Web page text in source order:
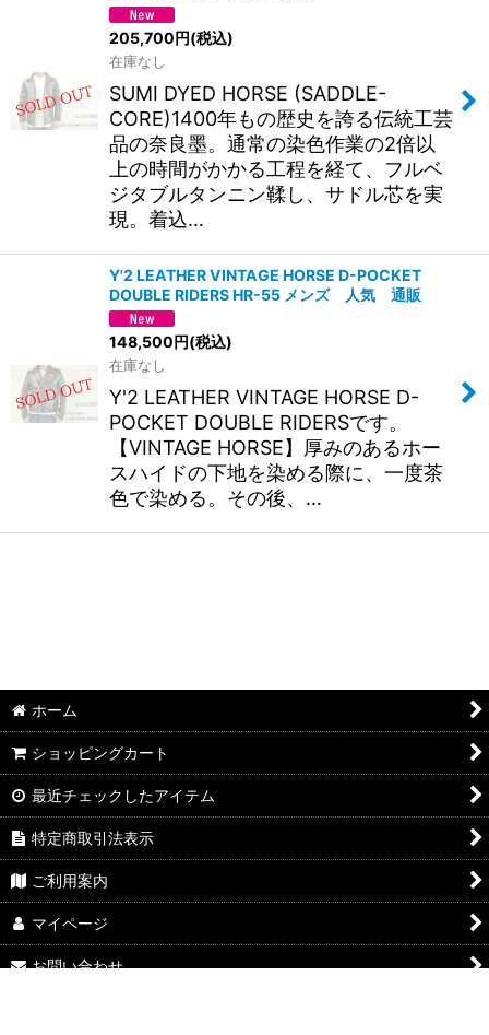
205,700円(税込)
在庫なし
SUMI DYED HORSE (SADDLE-
CORE)1400年もの歴史を誇る伝統工芸
品の奈良墨。通常の染色作業の2倍以
上の時間がかかる工程を経て、フルベ
ジタブルタンニン鞣し、サドル芯を実
現。着込…
Y'2 LEATHER VINTAGE HORSE D-POCKET
DOUBLE RIDERS HR-55 メンズ 人気 通販
148,500円(税込)
在庫なし
Y'2 LEATHER VINTAGE HORSE D-
POCKET DOUBLE RIDERSです。
【VINTAGE HORSE】厚みのあるホー
スハイドの下地を染める際に、一度茶
色で染める。その後、…
ホーム
ショッピングカート
最近チェックしたアイテム
特定商取引法表示
ご利用案内
マイページ
お問い合わせ